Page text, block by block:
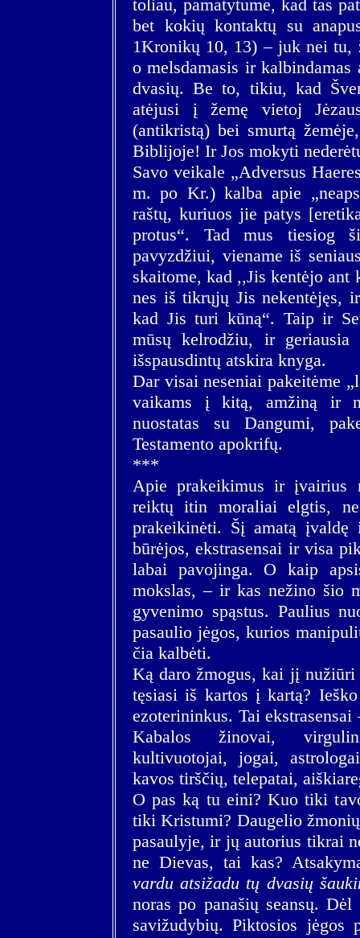
toliau, pamatytume, kad tas
bet kokių kontaktų su
1Kronikų 10, 13) – juk nei
o melsdamasis ir
dvasių. Be to, tikiu, kad
atėjusi į žemę vietoj
(antikristą) bei smurtą
Biblijoje! Ir Jos mokyti
Savo veikale „Adversus
m. po Kr.) kalba apie
raštų, kuriuos jie patys
protus“. Tad mus tiesiog
pavyzdžiui, viename iš
skaitome, kad ,,Jis kentėjo
nes iš tikrųjų Jis nekentėjęs,
kad Jis turi kūną“. Taip ir
mūsų kelrodžiu, ir
išspausdintų atskira knyga.
Dar visai neseniai pakeitėme
vaikams į kitą, amžiną ir
nuostatas su Dangumi,
Testamento apokrifų.
***
Apie prakeikimus ir įvairius
reiktų itin moraliai elgtis,
prakeikinėti. Šį amatą
būrėjos, ekstrasensai ir visa
labai pavojinga. O kaip
mokslas, – ir kas nežino šio
gyvenimo spąstus. Paulius
pasaulio jėgos, kurios
čia kalbėti.
Ką daro žmogus, kai jį
tęsiasi iš kartos į kartą?
ezoterininkus. Tai
Kabalos žinovai,
kultivuotojai, jogai,
kavos tirščių, telepatai,
O pas ką tu eini? Kuo tiki
tiki Kristumi? Daugelio
pasaulyje, ir jų autorius tikrai
ne Dievas, tai kas?
vardu atsižadu tų dvasių
noras po panašių seansų.
savižudybių. Piktosios